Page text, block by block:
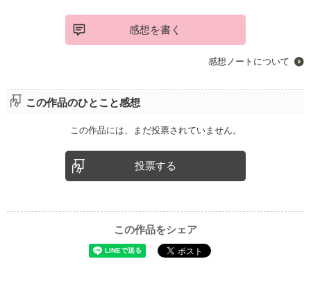
感想を書く
感想ノートについて
この作品のひとこと感想
この作品には、まだ投票されていません。
投票する
この作品をシェア